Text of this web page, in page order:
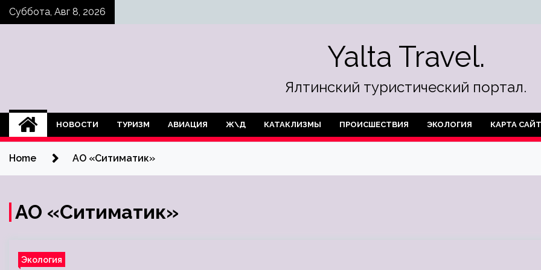
SkipСуббота, Авг 8, 2026
Yalta Travel.
Ялтинский туристический портал.
НОВОСТИ ТУРИЗМ АВИАЦИЯ Ж\Д КАТАКЛИЗМЫ ПРОИСШЕСТВИЯ ЭКОЛОГИЯ КАРТА
Home АО «Ситиматик»
АО «Ситиматик»
Экология